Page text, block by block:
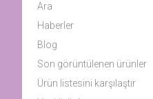
Ara
Haberler
Blog
Son görüntülenen ürünler
Ürün listesini karşılaştır